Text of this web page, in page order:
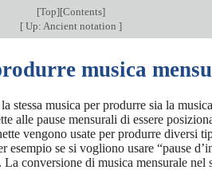
[Top][Contents]
[Up: Ancient notation ]
musica
stessa musica per produrre sia la
alle pause mensurali di essere
vengono usate per produrre diversi
esempio se si vogliono usare “pause
conversione di musica mensurale